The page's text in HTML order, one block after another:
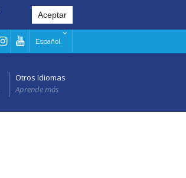
Español
Otros Idiomas
Aprende más